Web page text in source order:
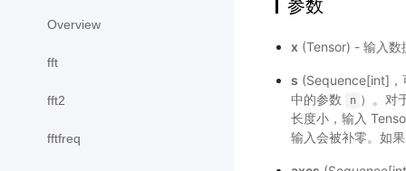
Overview
fft
fft2
fftfreq
参数
x (Tensor) - 输入数
s (Sequence[int]，
中的参数
n ）。对
长度小，输入
输入会被补零。如